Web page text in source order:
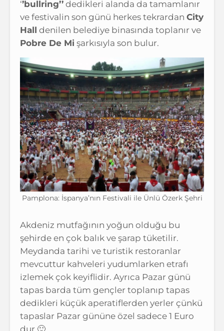
‘’bullring’’ dedikleri alanda da tamamlanır
ve festivalin son günü herkes tekrardan City
Hall denilen belediye binasında toplanır ve
Pobre De Mi şarkısıyla son bulur.
Pamplona: İspanya’nın Festivali ile Ünlü Özerk Şehri
Akdeniz mutfağının yoğun olduğu bu
şehirde en çok balık ve şarap tüketilir.
Meydanda tarihi ve turistik restoranlar
mevcuttur kahveleri yudumlarken etrafı
izlemek çok keyiflidir. Ayrıca Pazar günü
tapas barda tüm gençler toplanıp tapas
dedikleri küçük aperatiflerden yerler çünkü
tapaslar Pazar gününe özel sadece 1 Euro
dur 🙂